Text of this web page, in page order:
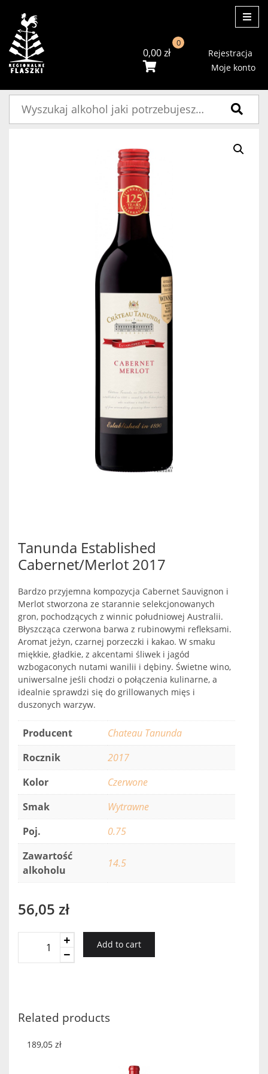
0,00zł
0
Rejestracja
Moje konto
Tanunda Established
Cabernet/Merlot 2017
Bardzo przyjemna kompozycja Cabernet Sauvignon i
Merlot stworzona ze starannie selekcjonowanych
gron, pochodzących z winnic południowej Australii.
Błyszcząca czerwona barwa z rubinowymi refleksami.
Aromat jeżyn, czarnej porzeczki i kakao. W smaku
miękkie, gładkie, z akcentami śliwek i jagód
wzbogaconych nutami wanilii i dębiny. Świetne wino,
uniwersalne jeśli chodzi o połączenia kulinarne, a
idealnie sprawdzi się do grillowanych mięs i
duszonych warzyw.
Producent
Chateau Tanunda
Rocznik
2017
Kolor
Czerwone
Smak
Wytrawne
Poj.
0.75
Zawartość
alkoholu
14.5
56,05 zł
Established
Add to cart
Related products
189,05 zł